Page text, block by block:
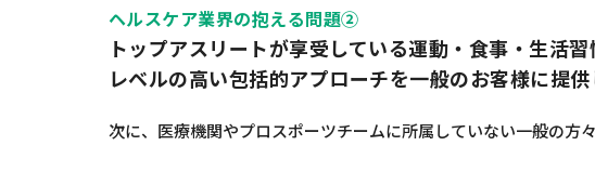
ヘルスケア業界の抱える問題②
トップアスリートが享受している運動・食事・生活
レベルの高い包括的アプローチを一般のお客様に提
次に、医療機関やプロスポーツチームに所属していない一般の方